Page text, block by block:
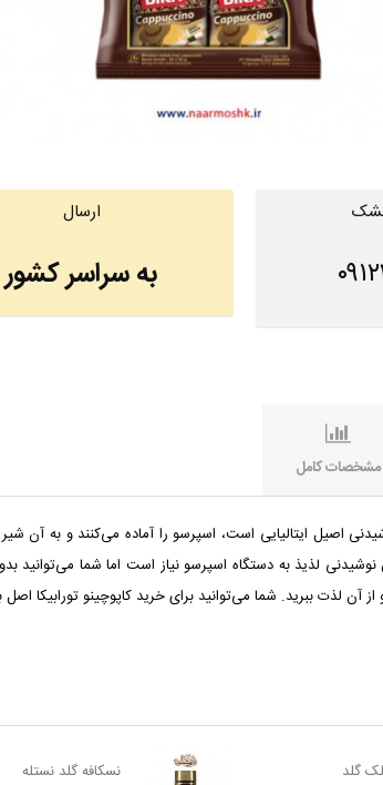
ارسال
به سراسر کشور
مشخصات کامل
اصیل ایتالیایی است، اسپرسو را آماده می‌کنند و به
لذیذ به دستگاه اسپرسو نیاز است اما شما می‌توانید
لذت ببرید. شما می‌توانید برای خرید کاپوچینو تورابیکا اصل
گلد نسکافه گلد نستله